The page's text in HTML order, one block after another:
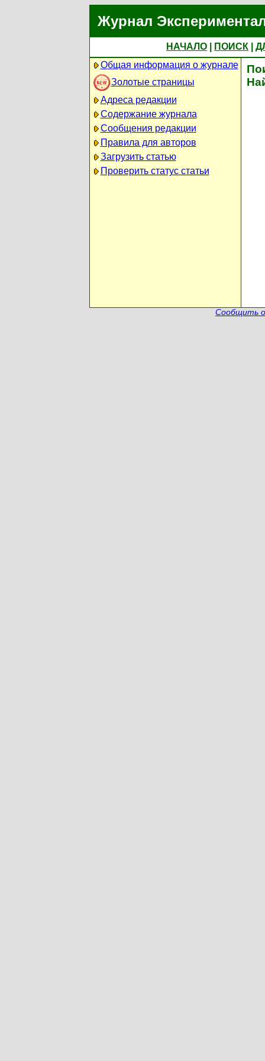
Журнал
НАЧАЛО ПОИСК
Общая информация о журнале
Золотые страницы
Адреса редакции
Содержание журнала
Сообщения редакции
Правила для авторов
Загрузить статью
Проверить статус статьи
Сообщить о